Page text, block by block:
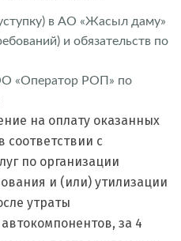
в АО «Жасыл даму»
и обязательств по
«Оператор РОП» по
на оплату оказанных
соответствии с
по организации
и (или) утилизации
утраты
за 4